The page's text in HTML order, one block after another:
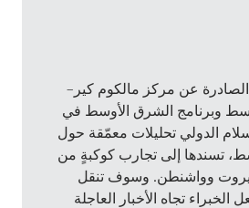
عن مركز مالكوم كير–
وبرنامج الشرق الأوسط في
الدولي تحليلات معمّقة حول
تسندها إلى تجارب كوكبةٍ من
وواشنطن. وسوف تنقل
الخبراء تجاه الأخبار العاجلة